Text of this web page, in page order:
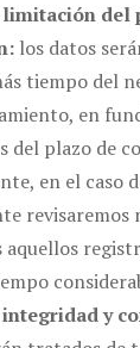
del
los datos
tiempo del
en
del plazo de
en el caso
revisaremos
aquellos
y